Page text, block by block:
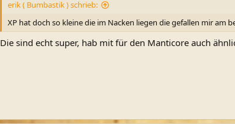
n
e
n
erik ( Bumbastik ) schrieb:
XP hat doch so kleine die im Nacken liegen die gefallen mir am
Die sind echt super, hab mit für den Manticore auch